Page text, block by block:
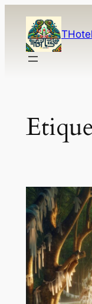
contenido